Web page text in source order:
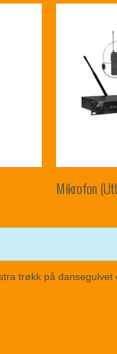
Mikrofon
trøkk på dansegulvet